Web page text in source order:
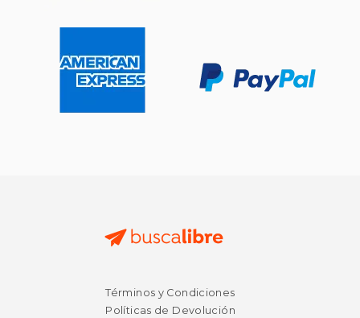
Términos y Condiciones
Políticas de Devolución